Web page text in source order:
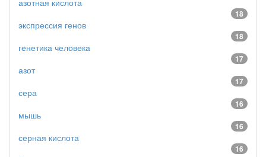
азотная кислота
18
экспрессия генов
18
генетика человека
17
азот
17
сера
16
мышь
16
серная кислота
16